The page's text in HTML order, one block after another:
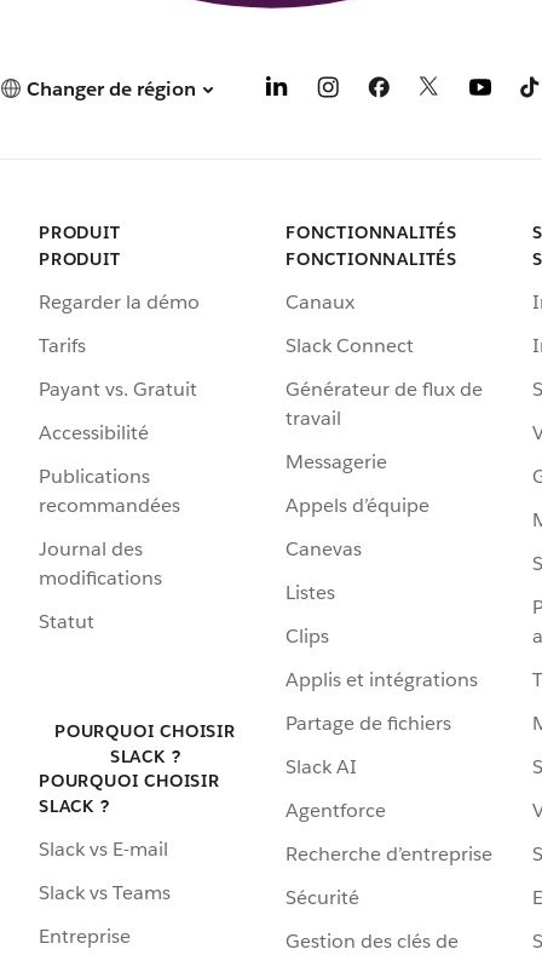
Changer de région
PRODUIT
PRODUIT
Regarder la démo
Tarifs
Payant vs. Gratuit
Accessibilité
Publications
recommandées
Journal des
modifications
Statut
POURQUOI CHOISIR
SLACK ?
POURQUOI CHOISIR
SLACK ?
Slack vs E-mail
Slack vs Teams
Entreprise
FONCTIONNALITÉS
FONCTIONNALITÉS
Canaux
Slack Connect
Générateur de flux de
travail
Messagerie
Appels d’équipe
Canevas
Listes
Clips
Applis et intégrations
Partage de fichiers
Slack AI
Agentforce
Recherche d’entreprise
Sécurité
Gestion des clés de